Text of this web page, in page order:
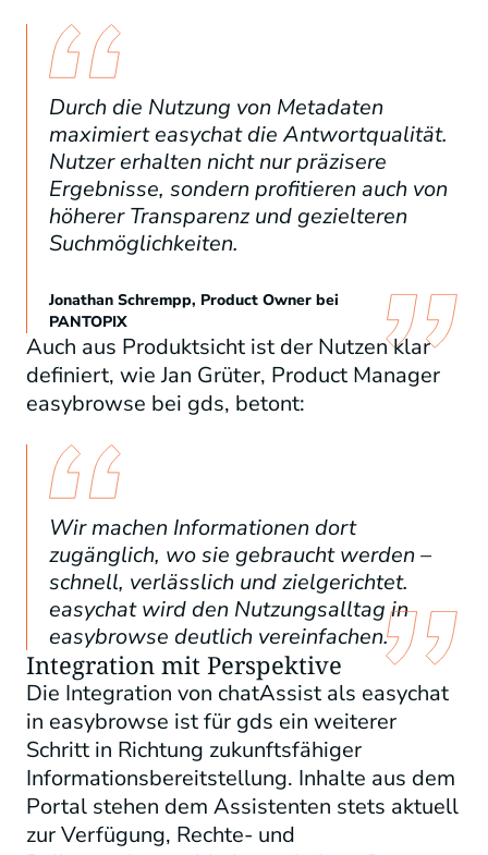
Durch die Nutzung von Metadaten
maximiert easychat die Antwortqualität.
Nutzer erhalten nicht nur präzisere
Ergebnisse, sondern profitieren auch von
höherer Transparenz und gezielteren
Suchmöglichkeiten.
Jonathan Schrempp, Product Owner bei
PANTOPIX
Auch aus Produktsicht ist der Nutzen klar
definiert, wie Jan Grüter, Product Manager
easybrowse bei gds, betont:
Wir machen Informationen dort
zugänglich, wo sie gebraucht werden –
schnell, verlässlich und zielgerichtet.
easychat wird den Nutzungsalltag in
easybrowse deutlich vereinfachen.
Integration mit Perspektive
Die Integration von chatAssist als easychat
in easybrowse ist für gds ein weiterer
Schritt in Richtung zukunftsfähiger
Informationsbereitstellung. Inhalte aus dem
Portal stehen dem Assistenten stets aktuell
zur Verfügung, Rechte- und